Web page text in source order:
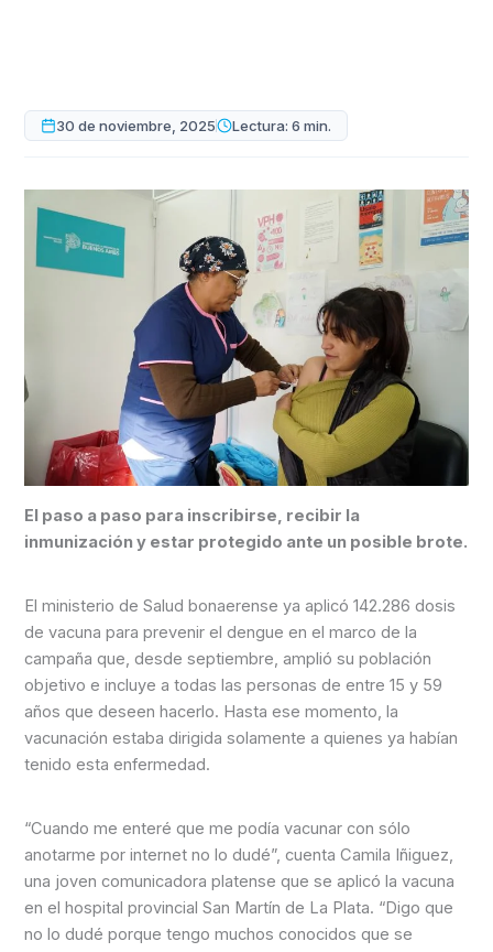
30 de noviembre, 2025 Lectura: 6 min.
El paso a paso para inscribirse, recibir la
inmunización y estar protegido ante un posible brote.
El ministerio de Salud bonaerense ya aplicó 142.286 dosis
de vacuna para prevenir el dengue en el marco de la
campaña que, desde septiembre, amplió su población
objetivo e incluye a todas las personas de entre 15 y 59
años que deseen hacerlo. Hasta ese momento, la
vacunación estaba dirigida solamente a quienes ya habían
tenido esta enfermedad.
“Cuando me enteré que me podía vacunar con sólo
anotarme por internet no lo dudé”, cuenta Camila Iñiguez,
una joven comunicadora platense que se aplicó la vacuna
en el hospital provincial San Martín de La Plata. “Digo que
no lo dudé porque tengo muchos conocidos que se